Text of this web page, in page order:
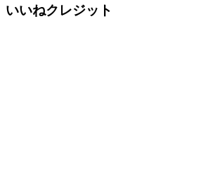
いいねクレジット